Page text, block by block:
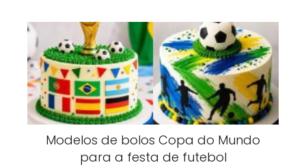
Modelos de bolos Copa do Mundo
para a festa de futebol